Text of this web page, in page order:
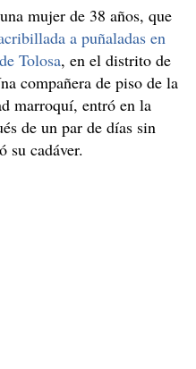
mujer de 38 años, que
a puñaladas en
Tolosa, en el distrito de
compañera de piso de la
marroquí, entró en la
de un par de días sin
su cadáver.